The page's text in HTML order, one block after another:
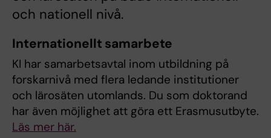
och nationell nivå.
Internationellt samarbete
KI har samarbetsavtal inom utbildning på
forskarnivå med flera ledande institutioner
och lärosäten utomlands. Du som doktorand
har även möjlighet att göra ett Erasmusutbyte.
Läs mer här.